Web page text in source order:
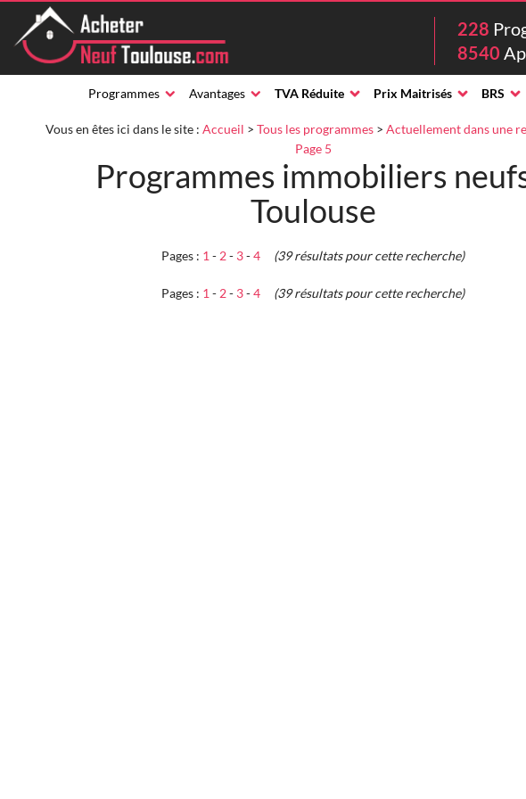
228
8540
Programmes Avantages TVA Réduite Prix Maitrisés BRS
Vous en êtes ici dans le site : Accueil > Tous les programmes> Actuellement dans une
Page 5
Programmes immobiliers
Toulouse
Pages : 1 - 2- 3-4 (39 résultats pour cette recherche)
Pages : 1 - 2- 3-4 (39 résultats pour cette recherche)